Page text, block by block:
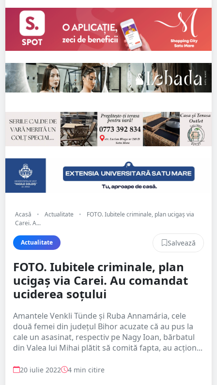
Acasă • Actualitate •
FOTO. Iubitele criminale, plan ucigaș via
Carei. A...
Actualitate Salvează
FOTO. Iubitele criminale, plan
ucigaș via Carei. Au comandat
uciderea soțului
Amantele Venkli Tünde și Ruba Annamária, cele
două femei din județul Bihor acuzate că au pus la
cale un asasinat, respectiv pe Nagy Ioan, bărbatul
din Valea lui Mihai plătit să comită fapta, au acțion...
20 iulie 2022 4 min citire